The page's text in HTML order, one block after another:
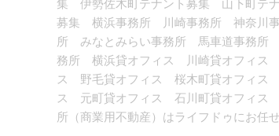
集 伊勢佐木町テナント募集 山下町テ
募集 横浜事務所 川崎事務所 神奈川
所 みなとみらい事務所 馬車道事務
務所 横浜貸オフィス 川崎貸オフィス
ス 野毛貸オフィス 桜木町貸オフィス
ス 元町貸オフィス 石川町貸オフィス
所（商業用不動産）はライフドゥにお任